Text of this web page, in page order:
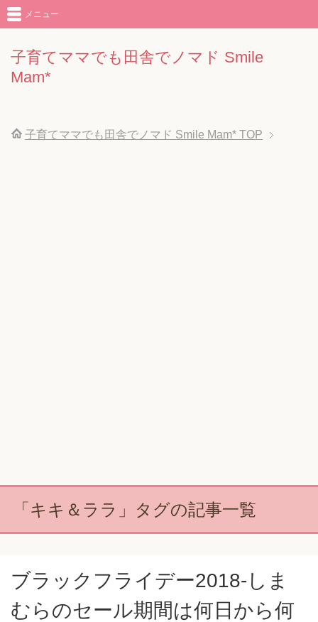
子育てママでも田舎でノマド Smile
Mam*
メニュー
子育てママでも田舎でノマド Smile Mam* TOP
「キキ＆ララ」タグの記事一覧
ブラックフライデー2018-しま
むらのセール期間は何日から何